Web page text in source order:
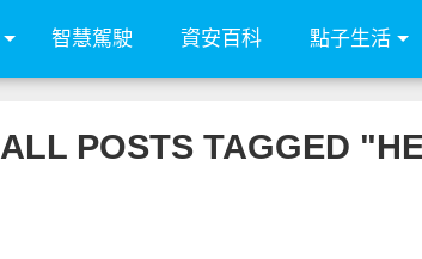
智慧駕駛 資安百科 點子生活
ALL POSTS TAGGED